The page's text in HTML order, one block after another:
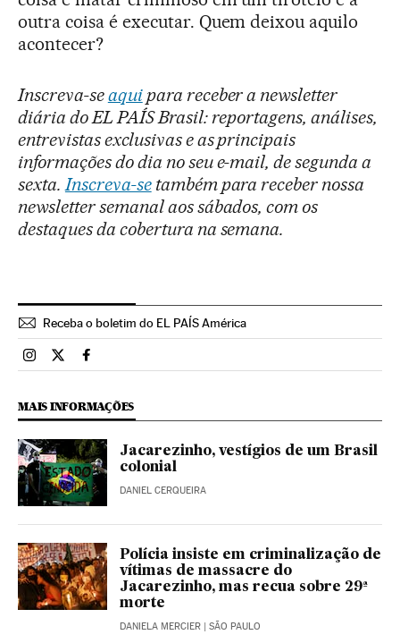
outra coisa é executar. Quem deixou aquilo
acontecer?
Inscreva-seaquipara receber a newsletter
diária do EL PAÍS Brasil: reportagens, análises,
entrevistas exclusivas e as principais
informações do dia no seu e-mail, de segunda a
sexta.Inscreva-setambém para receber nossa
newsletter semanal aos sábados, com os
destaques da cobertura na semana.
Receba o boletim do EL PAÍS América
Brasil El País Brasil en Instagram
Brasil El País Brasil en Twitter
Brasil El País Brasil en Facebook
MAIS INFORMAÇÕES
Jacarezinho, vestígios de um Brasil
colonial
DANIEL CERQUEIRA
Polícia insiste em criminalização de
vítimas de massacre do
Jacarezinho, mas recua sobre 29ª
morte
DANIELA MERCIER | SÃO PAULO